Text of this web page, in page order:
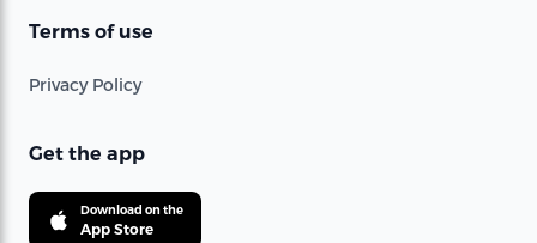
Terms of use
Privacy Policy
Get the app
Download on the
App Store